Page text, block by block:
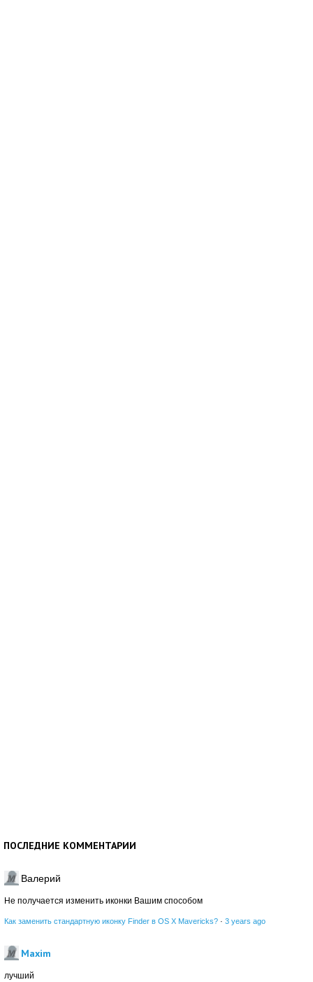
ПОСЛЕДНИЕ КОММЕНТАРИИ
Валерий
Не получается изменить иконки Вашим способом
Как заменить стандартную иконку Finder в OS X Mavericks? · 3 years ago
Maxim
лучший